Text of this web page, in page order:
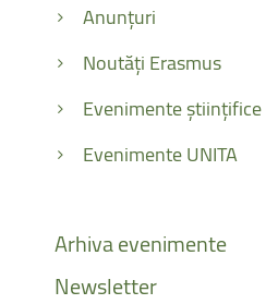
Anunțuri
Noutăți Erasmus
Evenimente științifice
Evenimente UNITA
Arhivaevenimente
Newsletter